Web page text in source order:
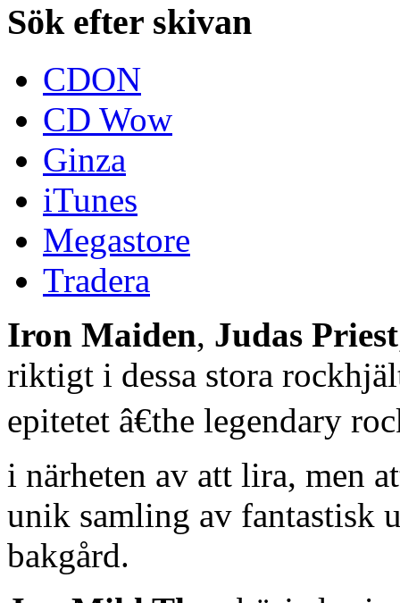
Sök efter skivan
CDON
CD Wow
Ginza
iTunes
Megastore
Tradera
Iron Maiden, Judas Priest
riktigt i dessa stora
epitetet â€the legendary
i närheten av att lira, men
unik samling av fantastisk
bakgård.